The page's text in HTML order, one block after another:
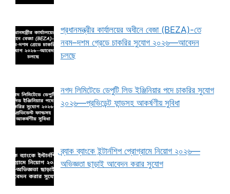
প্রধানমন্ত্রীর কার্যালয়ের অধীনে বেজা (BEZA)-তে
নবম–দশম গ্রেডে চাকরির সুযোগ ২০২৬—আবেদন
চলছে
নগদ লিমিটেডে ডেপুটি লিড ইঞ্জিনিয়ার পদে চাকরির সুযোগ
২০২৬—প্রভিডেন্ট ফান্ডসহ আকর্ষণীয় সুবিধা
ব্র্যাক ব্যাংকে ইন্টার্নশিপ প্রোগ্রামে নিয়োগ ২০২৬—
অভিজ্ঞতা ছাড়াই আবেদন করার সুযোগ